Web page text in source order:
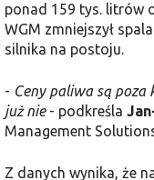
ponad 159 tys. litrów
WGM zmniejszył
silnika na postoju.
- Ceny paliwa są
już nie- podkreśla
Management
Z danych wynika, że